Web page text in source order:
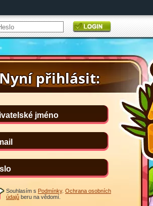
Souhlasím s Podmínky. Ochrana osobních
údajů beru na vědomí.